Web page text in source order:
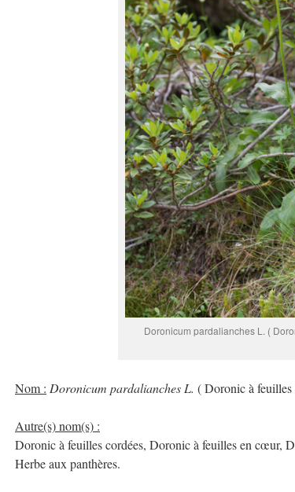
Doronicum pardalianches L. (
Nom : Doronicum pardalianches L. ( Doronic à feuilles
Autre(s) nom(s) :
Doronic à feuilles cordées, Doronic à feuilles en cœur,
Herbe aux panthères.